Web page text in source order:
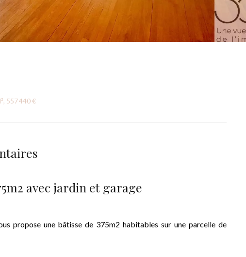
557 440 €
avec jardin et garage
propose une bâtisse de 375m2 habitables sur une parcelle de